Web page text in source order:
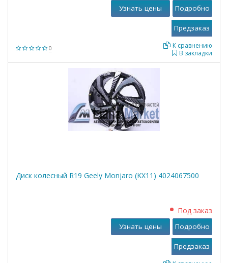
0
В закладки
К сравнению
Узнать цены Подробно
Диск колесный R19 Geely Monjaro (KX11) 4024067500
Под заказ
Узнать цены Подробно